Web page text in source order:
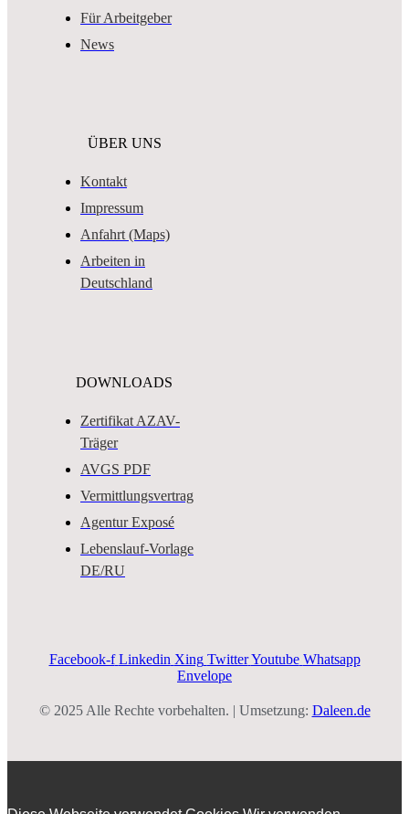
Für Arbeitgeber
News
ÜBER UNS
Kontakt
Impressum
Anfahrt (Maps)
Arbeiten in
Deutschland
DOWNLOADS
Zertifikat AZAV-
Träger
AVGS PDF
Vermittlungsvertrag
Agentur Exposé
Lebenslauf-Vorlage
DE/RU
Facebook-f Linkedin Xing Twitter Youtube Whatsapp
Envelope
© 2025 Alle Rechte vorbehalten. | Umsetzung: Daleen.de